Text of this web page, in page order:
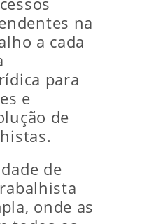
na
a cada
para
e
de
de
onde as